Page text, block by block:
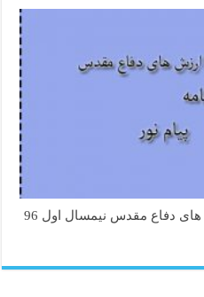
دانلود رایگان نمونه سوال ارزش های دفاع مقدس نیمسال اول 96